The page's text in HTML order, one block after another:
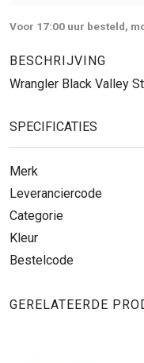
Voor 17:00 uur besteld,
BESCHRIJVING
Wrangler Black Valley
SPECIFICATIES
Merk
Leveranciercode
Categorie
Kleur
Bestelcode
GERELATEERDE